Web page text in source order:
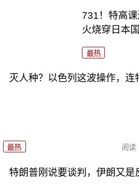
731！特高
火烧穿日本
最热
灭人种？以色列这波操作，连
最热 阅读
特朗普刚说要谈判，伊朗又是